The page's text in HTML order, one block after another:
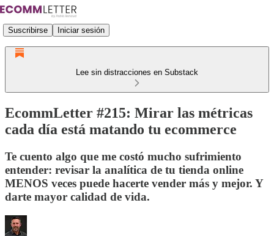
Suscribirse Iniciar sesión
Lee sin distracciones en Substack
EcommLetter #215: Mirar las métricas
cada día está matando tu ecommerce
Te cuento algo que me costó mucho sufrimiento
entender: revisar la analítica de tu tienda online
MENOS veces puede hacerte vender más y mejor. Y
darte mayor calidad de vida.